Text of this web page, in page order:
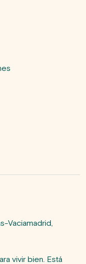
Vaciamadrid,
vivir bien. Está